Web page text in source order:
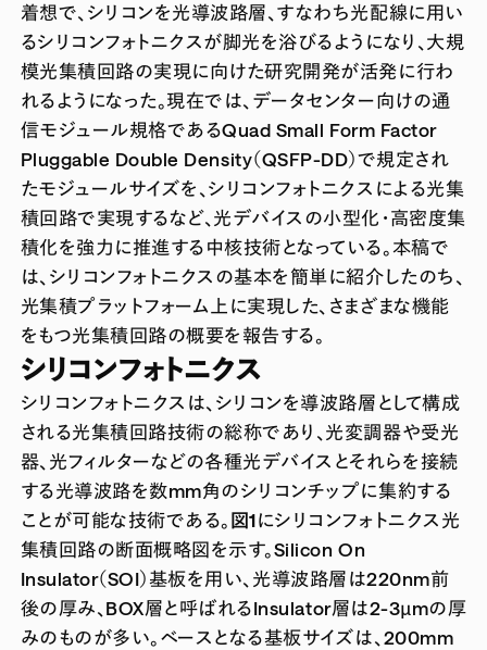
着想で、シリコンを光導波路層、すなわち光配線に用い
るシリコンフォトニクスが脚光を浴びるようになり、大規
模光集積回路の実現に向けた研究開発が活発に行わ
れるようになった。現在では、データセンター向けの通
信モジュール規格であるQuad Small Form Factor
Pluggable Double Density（QSFP-DD）で規定され
たモジュールサイズを、シリコンフォトニクスによる光集
積回路で実現するなど、光デバイスの小型化・高密度集
積化を強力に推進する中核技術となっている。本稿で
は、シリコンフォトニクスの基本を簡単に紹介したのち、
光集積プラットフォーム上に実現した、さまざまな機能
をもつ光集積回路の概要を報告する。
シリコンフォトニクス
シリコンフォトニクスは、シリコンを導波路層として構成
される光集積回路技術の総称であり、光変調器や受光
器、光フィルターなどの各種光デバイスとそれらを接続
する光導波路を数mm角のシリコンチップに集約する
ことが可能な技術である。 図1にシリコンフォトニクス光
集積回路の断面概略図を示す。Silicon On
Insulator（SOI）基板を用い、光導波路層は220nm前
後の厚み、BOX層と呼ばれるInsulator層は2-3µmの厚
みのものが多い。ベースとなる基板サイズは、200mm